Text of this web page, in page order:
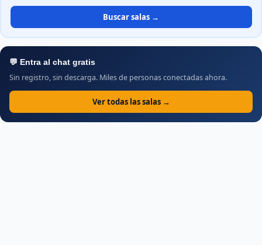
Buscar salas →
💬 Entra al chat gratis
Sin registro, sin descarga. Miles de personas conectadas ahora.
Ver todas las salas →